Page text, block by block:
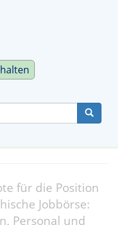
für die Position
Jobbörse:
Personal und